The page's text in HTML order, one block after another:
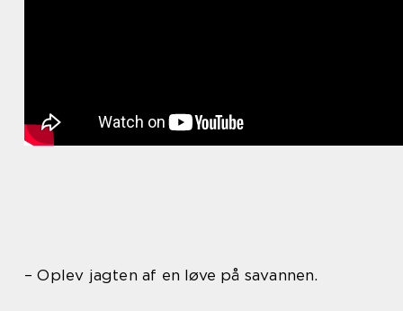
– Oplev jagten af en løve på savannen.